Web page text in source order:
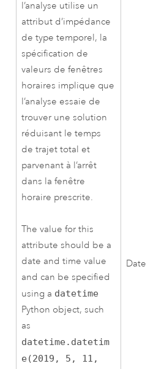
l’analyse utilise un
attribut d’impédance
de type temporel, la
spécification de
valeurs de fenêtres
horaires implique que
l’analyse essaie de
trouver une solution
réduisant le temps
de trajet total et
parvenant à l’arrêt
dans la fenêtre
horaire prescrite.
The value for this
attribute should be a
date and time value
and can be specified
using a datetime
Python object, such
as
datetime.datetim
e(2019, 5, 11,
Date